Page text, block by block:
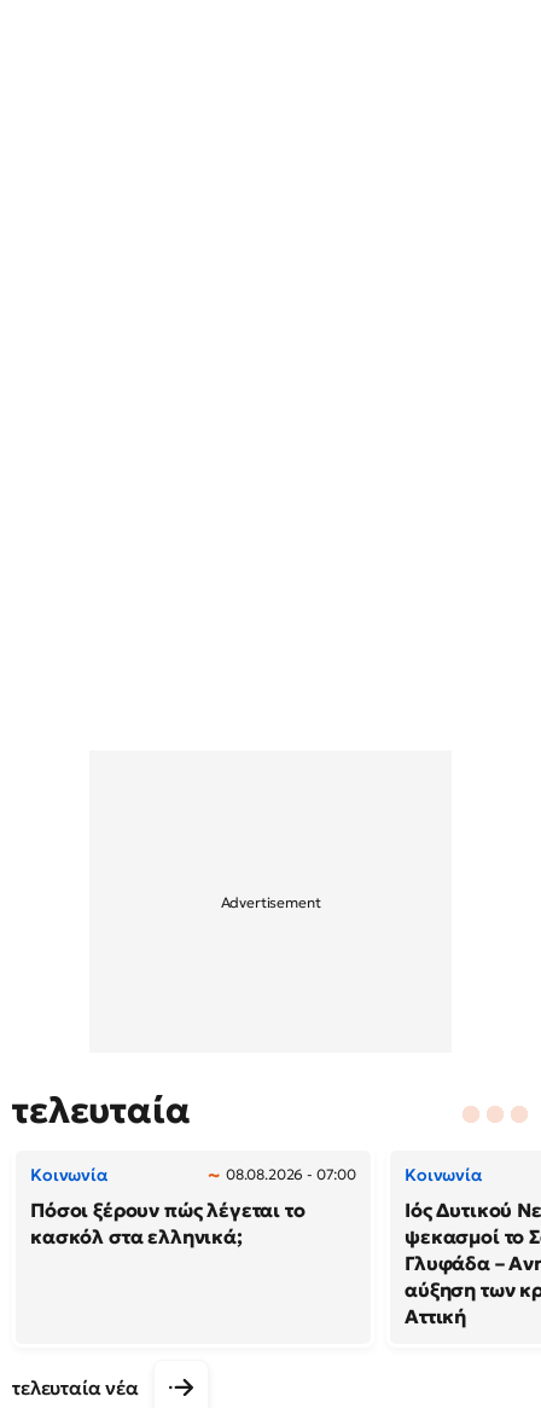
τελευταία
Κοινωνία 08.08.2026 - 07:00
Πόσοι ξέρουν πώς λέγεται το
κασκόλ στα ελληνικά;
Κοινωνία
Ιός Δυτικού
ψεκασμοί το
Γλυφάδα –
αύξηση των
Αττική
τελευταία νέα